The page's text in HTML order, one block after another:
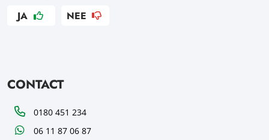
JA NEE
CONTACT
Telefoon0180 451 234
WhatsApp06 11 87 06 87